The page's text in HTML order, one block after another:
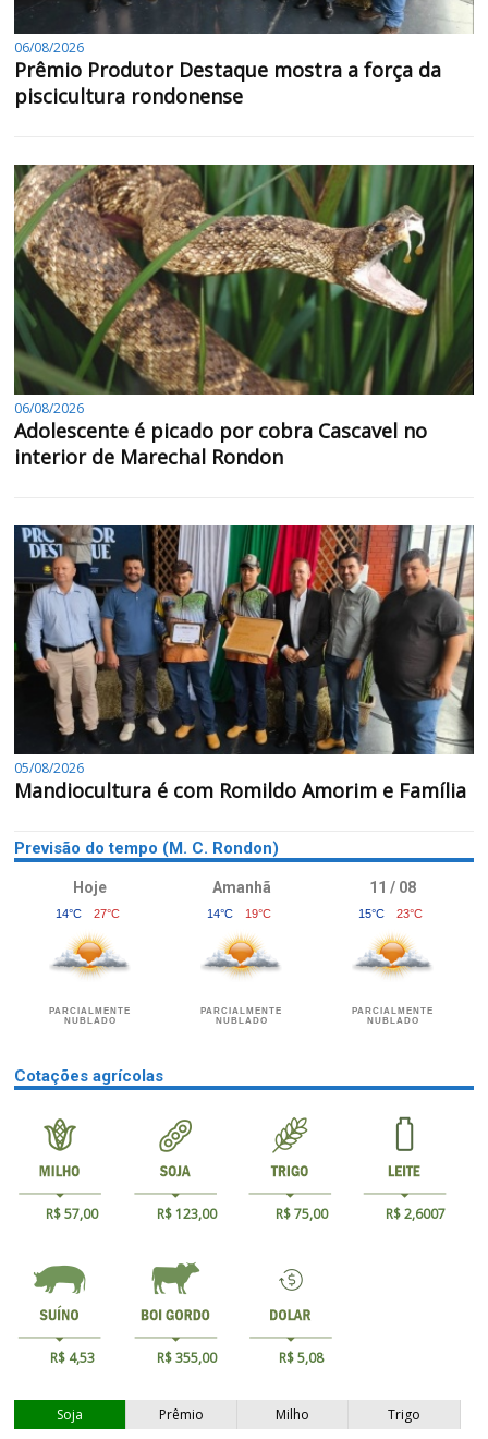
06/08/2026
Prêmio Produtor Destaque mostra a força da
piscicultura rondonense
06/08/2026
Adolescente é picado por cobra Cascavel no
interior de Marechal Rondon
05/08/2026
Mandiocultura é com Romildo Amorim e Família
Previsão do tempo (M. C. Rondon)
Hoje
14°C 27°C
PARCIALMENTE
NUBLADO
Amanhã
14°C 19°C
PARCIALMENTE
NUBLADO
11 / 08
15°C 23°C
PARCIALMENTE
NUBLADO
Cotações agrícolas
R$ 57,00 R$ 123,00 R$ 75,00 R$ 2,6007
R$ 4,53 R$ 355,00 R$ 5,08
Soja Prêmio Milho
Trigo